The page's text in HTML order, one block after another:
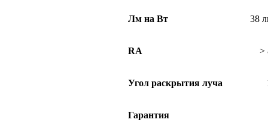
Лм на Вт 38
RA >
Угол раскрытия луча
Гарантия